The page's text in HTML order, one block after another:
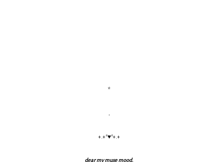
*
.
+.+*♥*+.+
dear my muse mood.